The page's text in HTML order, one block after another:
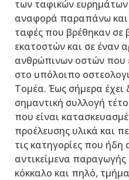
των ταφικών
αναφορά παραπάνω και
ταφές που βρέθηκαν σε
εκατοστών και σε έναν
ανθρώπινων οστών που
στο υπόλοιπο
Τομέα. Έως σήμερα έχει
σημαντική συλλογή
που είναι
προέλευσης υλικά και
τις κατηγορίες που
αντικείμενα
κόκκαλο και πηλό,